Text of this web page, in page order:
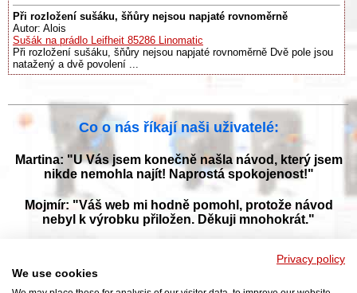
Při rozložení sušáku, šňůry nejsou napjaté rovnoměrně
Autor: Alois
Sušák na prádlo Leifheit 85286 Linomatic
Při rozložení sušáku, šňůry nejsou napjaté rovnoměrně Dvě pole jsou
natažený a dvě povolení ...
Co o nás říkají naši uživatelé:
Martina: "U Vás jsem konečně našla návod, který jsem
nikde nemohla najít! Naprostá spokojenost!"
Mojmír: "Váš web mi hodně pomohl, protože návod
nebyl k výrobku přiložen. Děkuji mnohokrát."
Privacy policy
We use cookies